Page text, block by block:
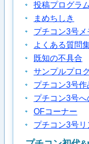
投稿プログラム
まめちしき
プチコン3号メ
よくある質問
既知の不具合
サンプルプロ
プチコン3号作
プチコン3号へ
OFコーナー
プチコン3号リ